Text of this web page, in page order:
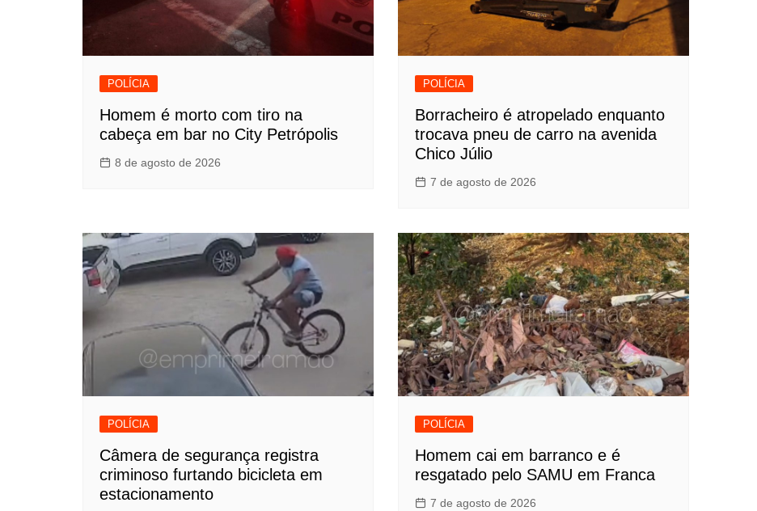
POLÍCIA
Homem é morto com tiro na
cabeça em bar no City Petrópolis
8 de agosto de 2026
POLÍCIA
Borracheiro é atropelado enquanto
trocava pneu de carro na avenida
Chico Júlio
7 de agosto de 2026
POLÍCIA
Câmera de segurança registra
criminoso furtando bicicleta em
estacionamento
POLÍCIA
Homem cai em barranco e é
resgatado pelo SAMU em Franca
7 de agosto de 2026